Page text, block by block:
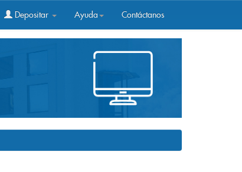
Depositar Ayuda Contáctanos